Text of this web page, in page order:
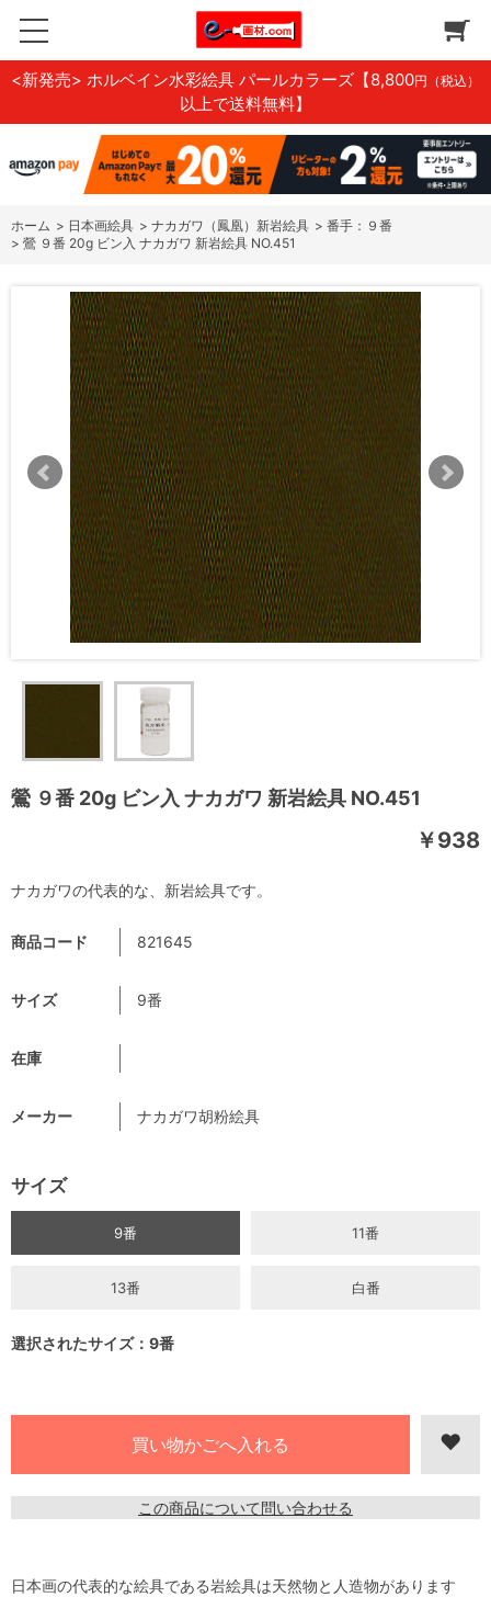
<新発売> ホルベイン水彩絵具 パールカラーズ 【8,800円（税込）
以上で送料無料】
ホーム > 日本画絵具 > ナカガワ（鳳凰）新岩絵具 > 番手：９番
> 鶯 ９番 20g ビン入 ナカガワ 新岩絵具 NO.451
鶯 ９番 20g ビン入 ナカガワ 新岩絵具 NO.451
￥938
商品コード 821645
サイズ 9番
在庫
メーカー ナカガワ胡粉絵具
サイズ
9番 11番
13番 白番
選択されたサイズ：9番
この商品について問い合わせる
ナカガワの代表的な、新岩絵具です。
日本画の代表的な絵具である岩絵具は天然物と人造物があります